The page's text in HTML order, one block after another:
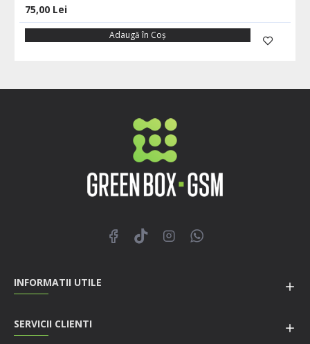
75,00 Lei
Adaugă în Coş
INFORMATII UTILE
SERVICII CLIENTI